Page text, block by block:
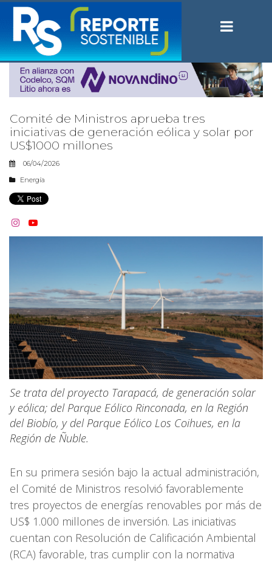
Comité de Ministros aprueba tres
iniciativas de generación eólica y solar por
US$1000 millones
06/04/2026
Energía
 
Se trata del proyecto Tarapacá, de generación solar
y eólica; del Parque Eólico Rinconada, en la Región
del Biobío, y del Parque Eólico Los Coihues, en la
Región de Ñuble.
En su primera sesión bajo la actual administración,
el Comité de Ministros resolvió favorablemente
tres proyectos de energías renovables por más de
US$ 1.000 millones de inversión. Las iniciativas
cuentan con Resolución de Calificación Ambiental
(RCA) favorable, tras cumplir con la normativa